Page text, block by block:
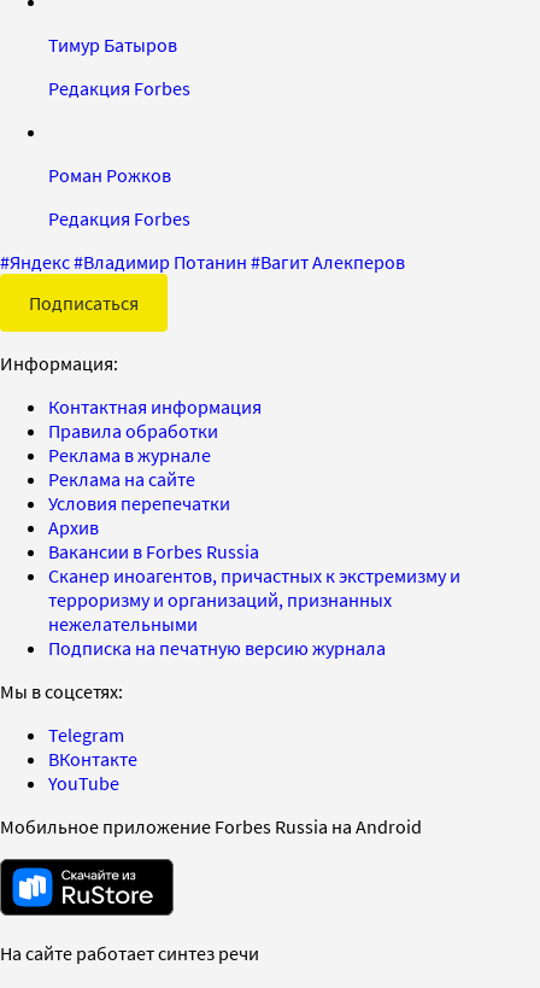
Тимур Батыров
Редакция Forbes
Роман Рожков
Редакция Forbes
#Яндекс#Владимир Потанин #Вагит Алекперов
Подписаться
Информация:
Контактная информация
Правила обработки
Реклама в журнале
Реклама на сайте
Условия перепечатки
Архив
Вакансии в Forbes Russia
Сканер иноагентов, причастных к экстремизму и
терроризму и организаций, признанных
нежелательными
Подписка на печатную версию журнала
Мы в соцсетях:
Telegram
ВКонтакте
YouTube
Мобильное приложение Forbes Russia на Android
На сайте работает синтез речи